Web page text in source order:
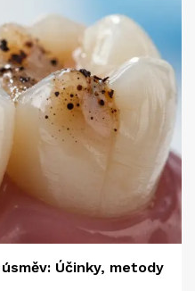
Účinky, metody